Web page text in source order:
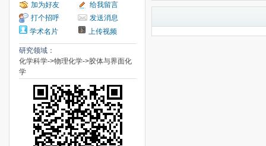
加为好友
给我留言
打个招呼
发送消息
学术名片
上传视频
研究领域：
化学科学->物理化学->胶体与界面化
学